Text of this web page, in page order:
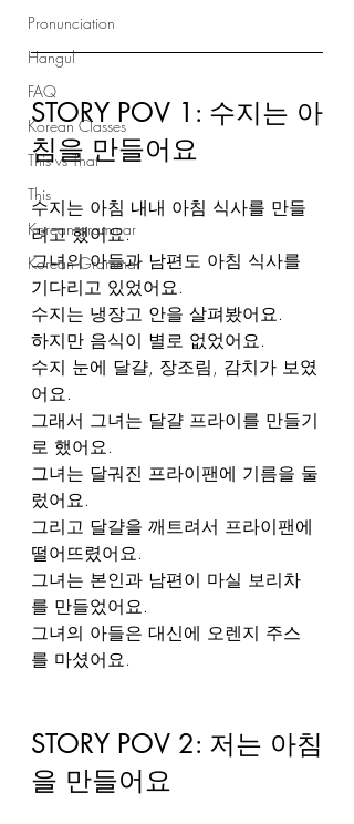
Pronunciation
Hangul
FAQ
Korean Classes
This vs That
This
Korean grammar
Korean Grammar
STORY POV 1: 수지는 아
침을 만들어요
수지는 아침 내내 아침 식사를 만들
려고 했어요.
그녀의 아들과 남편도 아침 식사를
기다리고 있었어요.
수지는 냉장고 안을 살펴봤어요.
하지만 음식이 별로 없었어요.
수지 눈에 달걀, 장조림, 감치가 보였
어요.
그래서 그녀는 달걀 프라이를 만들기
로 했어요.
그녀는 달궈진 프라이팬에 기름을 둘
렀어요.
그리고 달걀을 깨트려서 프라이팬에
떨어뜨렸어요.
그녀는 본인과 남편이 마실 보리차
를 만들었어요.
그녀의 아들은 대신에 오렌지 주스
를 마셨어요.
STORY POV 2: 저는 아침
을 만들어요